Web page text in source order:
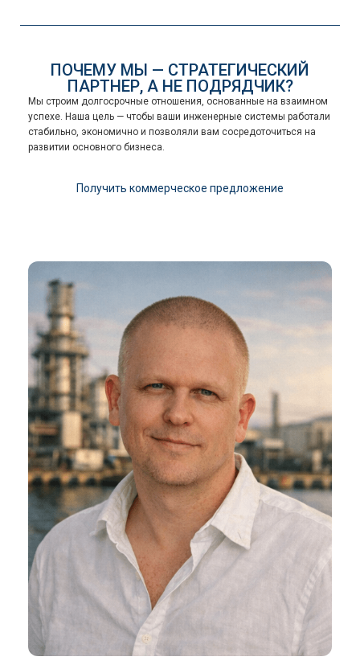
ПОЧЕМУ МЫ — СТРАТЕГИЧЕСКИЙ
ПАРТНЕР, А НЕ ПОДРЯДЧИК?
Мы строим долгосрочные отношения, основанные на взаимном
успехе. Наша цель — чтобы ваши инженерные системы работали
стабильно, экономично и позволяли вам сосредоточиться на
развитии основного бизнеса.
Получить коммерческое предложение